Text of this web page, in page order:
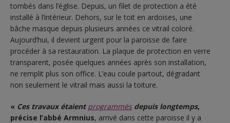
tombés dans l’église. Depuis, un filet de protection a été
installé à l’intérieur. Dehors, sur le toit en ardoises, une
bâche masque depuis plusieurs années ce vitrail coloré.
Aujourd’hui, il devient urgent pour la paroisse de faire
procéder à sa restauration. La plaque de protection en verre
transparent, posée quelques années après son installation,
ne remplit plus son office. L’eau coule partout, dégradant
non seulement le vitrail mais aussi la toiture.
« Ces travaux étaientprogrammésdepuis longtemps,
précise l’abbé Armnius, arrivé dans cette paroisse il y a